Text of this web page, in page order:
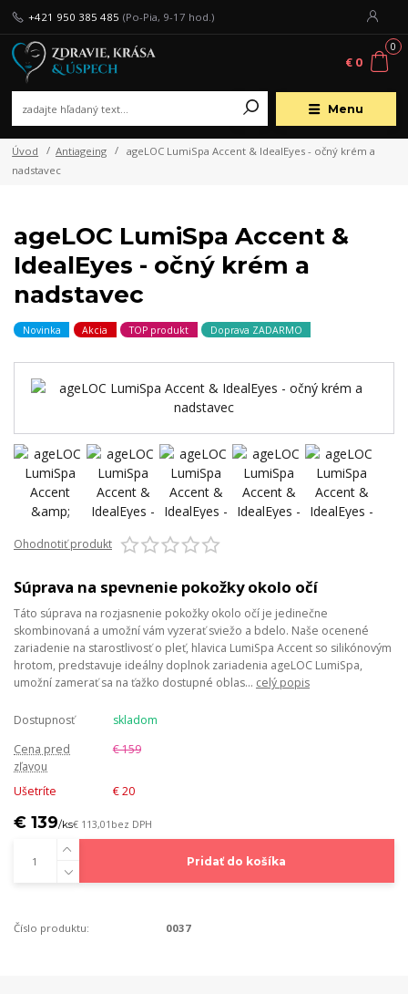
Menu
+421 950 385 485 (Po-Pia, 9-17 hod.)
0
€ 0
Úvod Antiageing
ageLOC LumiSpa Accent & IdealEyes - očný krém a
nadstavec
ageLOC LumiSpa Accent &
IdealEyes - očný krém a
nadstavec
Novinka Akcia TOP produkt Doprava ZADARMO
Ohodnotiť produkt
Súprava na spevnenie pokožky okolo očí
Táto súprava na rozjasnenie pokožky okolo očí je jedinečne
skombinovaná a umožní vám vyzerať sviežo a bdelo. Naše ocenené
zariadenie na starostlivosť o pleť, hlavica LumiSpa Accent so silikónovým
hrotom, predstavuje ideálny doplnok zariadenia ageLOC LumiSpa,
umožní zamerať sa na ťažko dostupné oblas... celý popis
Dostupnosť
skladom
Cena pred
zľavou
€ 159
Ušetríte € 20
€ 139/ks€ 113,01 bez DPH
Pridať do košíka
Číslo produktu: 0037